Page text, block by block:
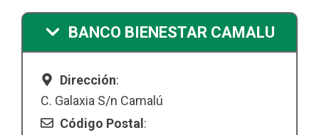
BANCO BIENESTAR CAMALU
Dirección:
C. Galaxia S/n Camalú
Código Postal: